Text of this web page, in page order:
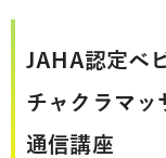
JAHA認定ベ
チャクラマッ
通信講座